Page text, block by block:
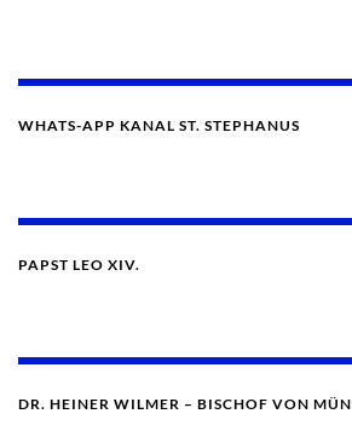
WHATS-APP KANAL ST. STEPHANUS
PAPST LEO XIV.
DR. HEINER WILMER – BISCHOF VON